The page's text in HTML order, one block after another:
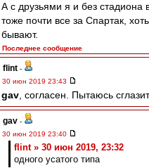
А с друзьями я и без стадиона
тоже почти все за Спартак,
бывают.
Последнее сообщение
flint -
30 июн 2019 23:43
gav , согласен. Пытаюсь
gav -
30 июн 2019 23:40
flint » 30 июн 2019, 23:32
одного усатого типа